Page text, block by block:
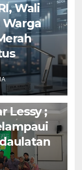
Wali
Ketua
Lessy ;